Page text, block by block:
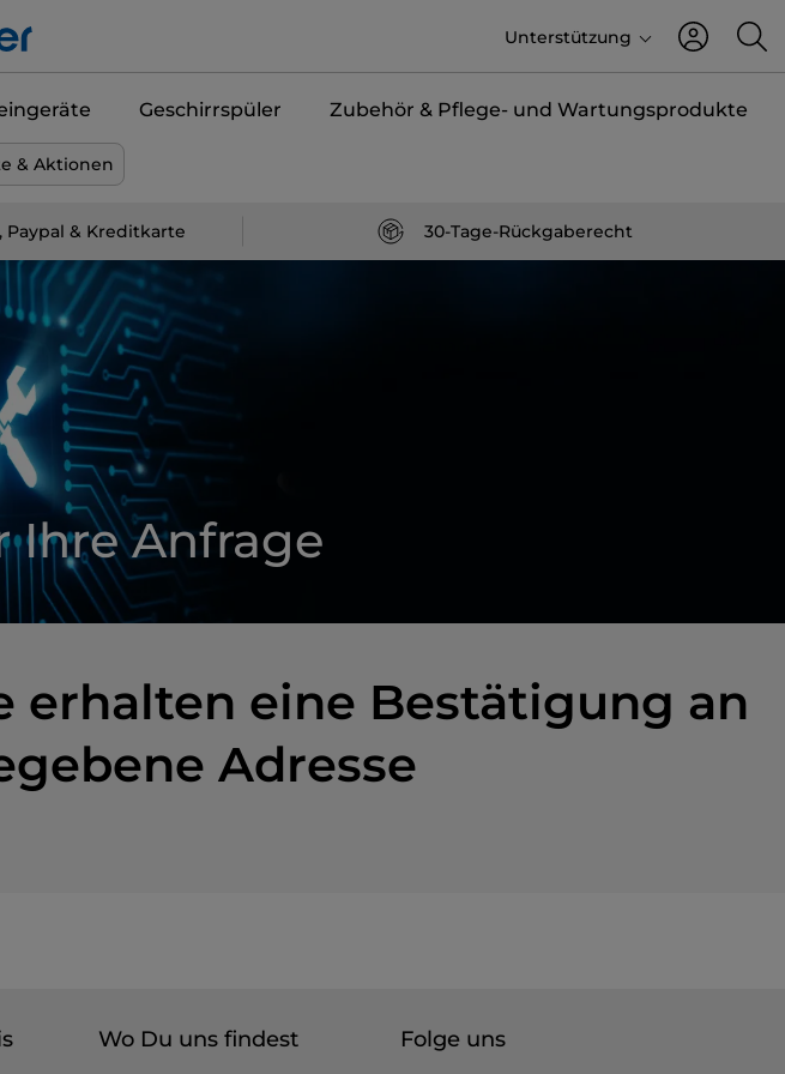
Unterstützung
Geschirrspüler Zubehör & Pflege- und Wartungsprodukte
& Aktionen
Paypal & Kreditkarte 30-Tage-Rückgaberecht
Ihre Anfrage
erhalten eine Bestätigung an
Adresse
Wo Du uns findest Folge uns